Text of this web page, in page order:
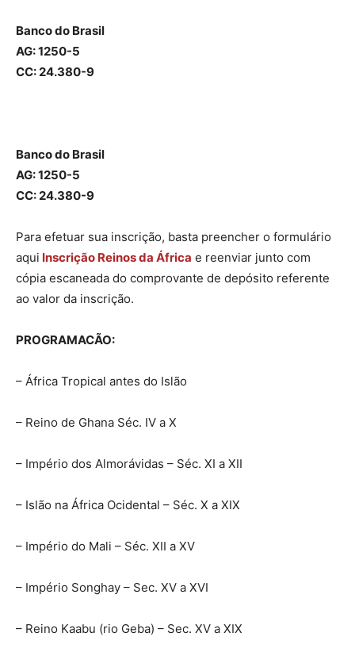
Banco do Brasil
AG: 1250-5
CC: 24.380-9
Banco do Brasil
AG: 1250-5
CC: 24.380-9
Para efetuar sua inscrição, basta preencher o formulário
aqui Inscrição Reinos da África e reenviar junto com
cópia escaneada do comprovante de depósito referente
ao valor da inscrição.
PROGRAMACÃO:
– África Tropical antes do Islão
– Reino de Ghana Séc. IV a X
– Império dos Almorávidas – Séc. XI a XII
– Islão na África Ocidental – Séc. X a XIX
– Império do Mali – Séc. XII a XV
– Império Songhay – Sec. XV a XVI
– Reino Kaabu (rio Geba) – Sec. XV a XIX